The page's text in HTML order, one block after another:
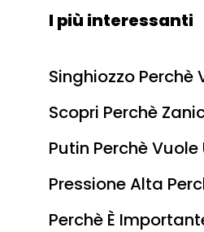
I più interessanti
Singhiozzo Perchè
Scopri Perchè
Putin Perchè
Pressione Alta
Perchè È